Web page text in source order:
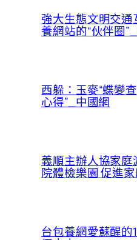
強大生態文明交通
養網站的“伙伴圈
西躲：玉麥“蝶變
心得”_中國網
義順主辦人協家庭
院體檢樂園 促進
台包養網愛蘇醒的